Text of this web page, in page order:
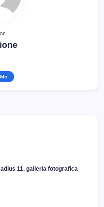
11, galleria fotografica